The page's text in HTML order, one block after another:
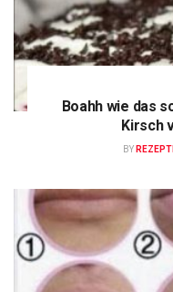
Boahh wie das
Kirsch
BY